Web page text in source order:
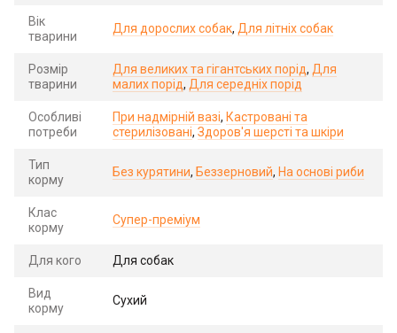
Вік
тварини
Для дорослих собак, Для літніх собак
Розмір
тварини
Для великих та гігантських порід, Для
малих порід, Для середніх порід
Особливі
потреби
При надмірній вазі, Кастровані та
стерилізовані, Здоров'я шерсті та шкіри
Тип
корму
Без курятини, Беззерновий, На основі риби
Клас
корму
Супер-преміум
Для кого Для собак
Вид
корму
Сухий